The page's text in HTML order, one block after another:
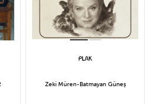
Zeki Müren-Batmayan Güneş